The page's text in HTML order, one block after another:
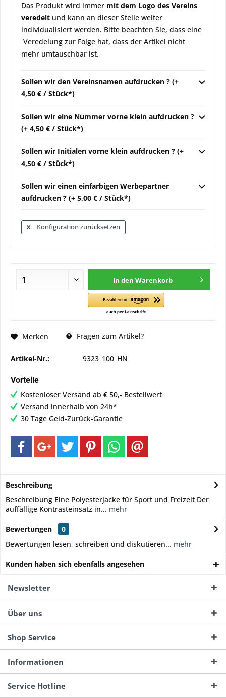
Das Produkt wird immer mit dem Logo des Vereins
veredelt und kann an dieser Stelle weiter
individualisiert werden. Bitte beachten Sie, dass eine
Veredelung zur Folge hat, dass der Artikel nicht
mehr umtauschbar ist.
Sollen wir den Vereinsnamen aufdrucken ? (+
4,50 € / Stück*)
Sollen wir eine Nummer vorne klein aufdrucken ?
(+ 4,50 € / Stück*)
Sollen wir Initialen vorne klein aufdrucken ? (+
4,50 € / Stück*)
Sollen wir einen einfarbigen Werbepartner
aufdrucken ? (+ 5,00 € / Stück*)
Konfiguration zurücksetzen
In den Warenkorb
Merken Fragen zum Artikel?
Artikel-Nr.: 9323_100_HN
Vorteile
Kostenloser Versand ab € 50,- Bestellwert
Versand innerhalb von 24h*
30 Tage Geld-Zurück-Garantie
Beschreibung
Beschreibung Eine Polyesterjacke für Sport und Freizeit Der
auffällige Kontrasteinsatz in... mehr
Bewertungen
0
Bewertungen lesen, schreiben und diskutieren... mehr
Kunden haben sich ebenfalls angesehen
Newsletter
Über uns
Shop Service
Informationen
Service Hotline